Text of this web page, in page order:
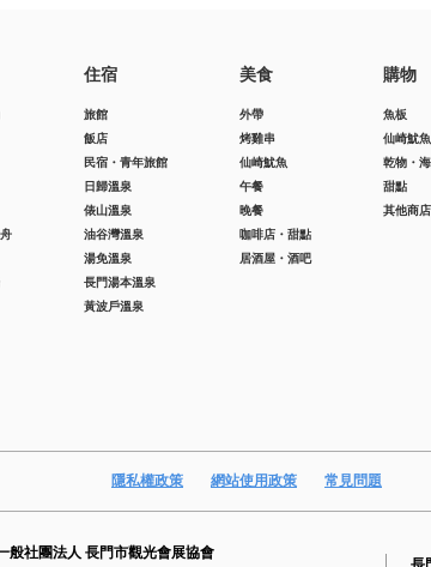
住宿
旅館
飯店
民宿・青年旅館
日歸溫泉
俵山溫泉
油谷灣溫泉
湯免溫泉
長門湯本溫泉
黃波戶溫泉
美食
外帶
烤雞串
仙崎魷魚
午餐
晚餐
咖啡店・甜點
居酒屋・酒吧
購物
魚板
仙崎魷魚
乾物・
甜點
其他商店
隱私權政策 網站使用政策 常見問題
般社團法人 長門市觀光會展協會